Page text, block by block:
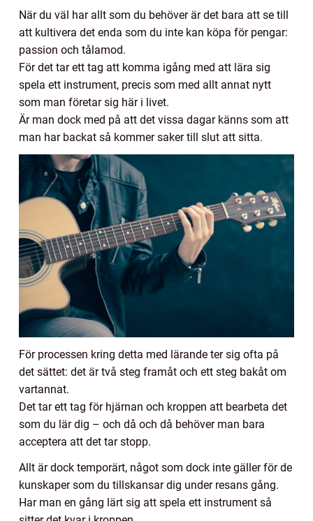
När du väl har allt som du behöver är det bara att se till
att kultivera det enda som du inte kan köpa för pengar:
passion och tålamod.
För det tar ett tag att komma igång med att lära sig
spela ett instrument, precis som med allt annat nytt
som man företar sig här i livet.
Är man dock med på att det vissa dagar känns som att
man har backat så kommer saker till slut att sitta.
För processen kring detta med lärande ter sig ofta på
det sättet: det är två steg framåt och ett steg bakåt om
vartannat.
Det tar ett tag för hjärnan och kroppen att bearbeta det
som du lär dig – och då och då behöver man bara
acceptera att det tar stopp.
Allt är dock temporärt, något som dock inte gäller för de
kunskaper som du tillskansar dig under resans gång.
Har man en gång lärt sig att spela ett instrument så